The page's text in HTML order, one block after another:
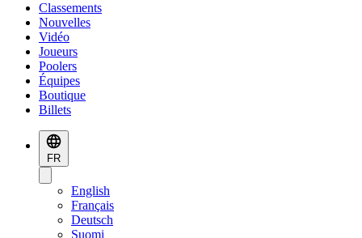
Classements
Nouvelles
Vidéo
Joueurs
Poolers
Équipes
Boutique
Billets
FR
English
Français
Deutsch
Suomi